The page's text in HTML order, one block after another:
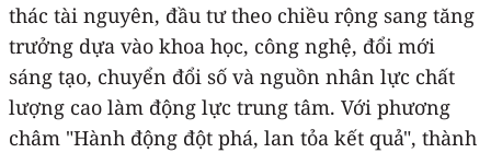
thác tài nguyên, đầu tư theo chiều rộng sang tăng
trưởng dựa vào khoa học, công nghệ, đổi mới
sáng tạo, chuyển đổi số và nguồn nhân lực chất
lượng cao làm động lực trung tâm. Với phương
châm "Hành động đột phá, lan tỏa kết quả", thành